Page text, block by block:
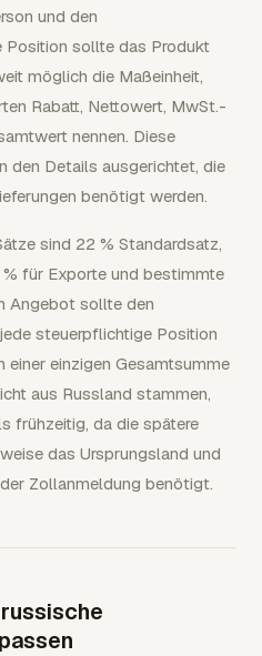
und den
Position sollte das Produkt
möglich die Maßeinheit,
Rabatt, Nettowert, MwSt.-
nennen. Diese
den Details ausgerichtet, die
benötigt werden.
sind 22 % Standardsatz,
für Exporte und bestimmte
Angebot sollte den
steuerpflichtige Position
einer einzigen Gesamtsumme
aus Russland stammen,
frühzeitig, da die spätere
das Ursprungsland und
Zollanmeldung benötigt.